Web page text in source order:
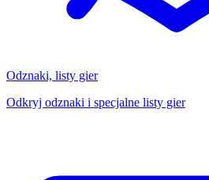
Odznaki, listy gier
Odkryj odznaki i specjalne listy gier